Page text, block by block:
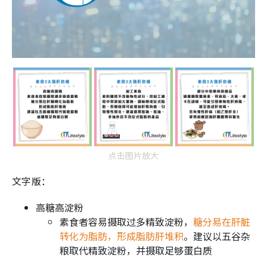
点击图片放大
文字版：
高糖高淀粉
素食者容易摄取过多精致淀粉， 糖分易在肝脏
转化为脂肪，形成脂肪肝堆积。建议以五谷杂
粮取代精致淀粉，并摄取足够蛋白质